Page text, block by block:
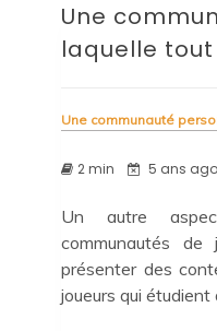
Une
laquelle
Une communauté
2 min 5 ans ago
Un autre
communautés
présenter des
joueurs qui étudient